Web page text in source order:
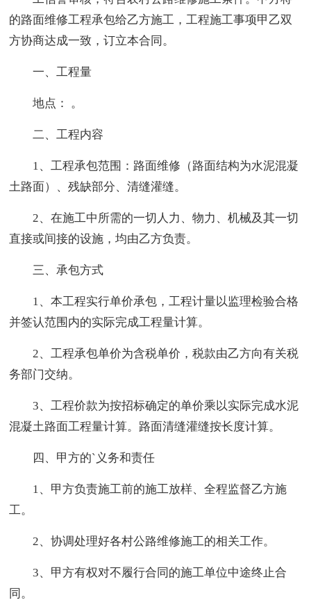
的路面维修工程承包给乙方施工，工程施工事项甲乙双
方协商达成一致，订立本合同。
一、工程量
地点： 。
二、工程内容
1、工程承包范围：路面维修（路面结构为水泥混凝
土路面）、残缺部分、清缝灌缝。
2、在施工中所需的一切人力、物力、机械及其一切
直接或间接的设施，均由乙方负责。
三、承包方式
1、本工程实行单价承包，工程计量以监理检验合格
并签认范围内的实际完成工程量计算。
2、工程承包单价为含税单价，税款由乙方向有关税
务部门交纳。
3、工程价款为按招标确定的单价乘以实际完成水泥
混凝土路面工程量计算。路面清缝灌缝按长度计算。
四、甲方的`义务和责任
1、甲方负责施工前的施工放样、全程监督乙方施
工。
2、协调处理好各村公路维修施工的相关工作。
3、甲方有权对不履行合同的施工单位中途终止合
同。